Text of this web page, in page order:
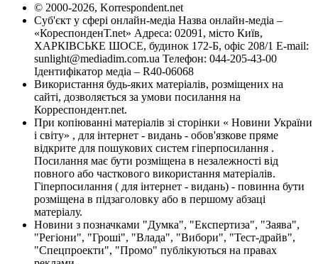
© 2000-2026, Korrespondent.net
Суб'єкт у сфері онлайн-медіа Назва онлайн-медіа –
«КореспонденТ.net» Адреса: 02091, місто Київ,
ХАРКІВСЬКЕ ШОСЕ, будинок 172-Б, офіс 208/1 E-mail:
sunlight@mediadim.com.ua Телефон: 044-205-43-00
Ідентифікатор медіа – R40-06068
Використання будь-яких матеріалів, розміщених на
сайті, дозволяється за умови посилання на
Корреспондент.net.
При копіюванні матеріалів зі сторінки « Новини України
і світу» , для інтернет - видань - обов'язкове пряме
відкрите для пошукових систем гіперпосилання .
Посилання має бути розміщена в незалежності від
повного або часткового використання матеріалів.
Гіперпосилання ( для інтернет - видань) - повинна бути
розміщена в підзаголовку або в першому абзаці
матеріалу.
Новини з позначками "Думка", "Експертиза", "Заява",
"Регіони", "Гроші", "Влада", "Вибори", "Тест-драйв",
"Спецпроекти", "Промо" публікуються на правах